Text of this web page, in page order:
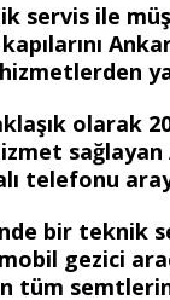
servis ile
olarak
sağlayan
telefonu
bir teknik
gezici
tüm